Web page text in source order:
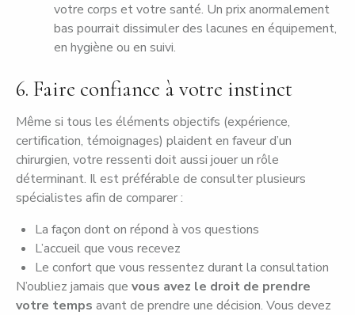
votre corps et votre santé. Un prix anormalement
bas pourrait dissimuler des lacunes en équipement,
en hygiène ou en suivi.
6. Faire confiance à votre instinct
Même si tous les éléments objectifs (expérience,
certification, témoignages) plaident en faveur d’un
chirurgien, votre ressenti doit aussi jouer un rôle
déterminant. Il est préférable de consulter plusieurs
spécialistes afin de comparer :
La façon dont on répond à vos questions
L’accueil que vous recevez
Le confort que vous ressentez durant la consultation
N’oubliez jamais que vous avez le droit de prendre
votre temps avant de prendre une décision. Vous devez